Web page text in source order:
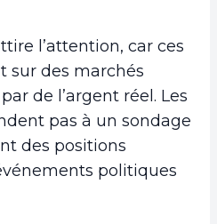
l’attention, car ces
sur des marchés
de l’argent réel. Les
pas à un sondage
des positions
politiques